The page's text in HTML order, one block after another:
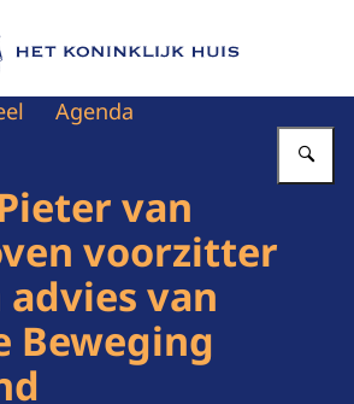
homepage van Het Koninklijk Huis
Agenda
van
voorzitter
van
Beweging